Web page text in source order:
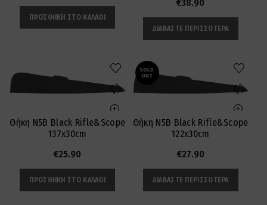
ΠΡΟΣΘΉΚΗ ΣΤΟ ΚΑΛΆΘΙ
€38.90
ΔΙΑΒΆΣΤΕ ΠΕΡΙΣΣΌΤΕΡΑ
Θήκη N5B Black Rifle&Scope
137x30cm
€25.90
ΠΡΟΣΘΉΚΗ ΣΤΟ ΚΑΛΆΘΙ
SOLD
OUT
Θήκη N5B Black Rifle&Scope
122x30cm
€27.90
ΔΙΑΒΆΣΤΕ ΠΕΡΙΣΣΌΤΕΡΑ